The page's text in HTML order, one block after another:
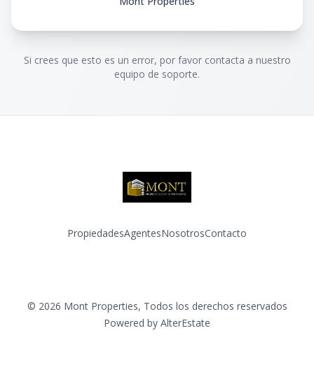
Si crees que esto es un error, por favor contacta a nuestro
equipo de soporte.
PropiedadesAgentesNosotrosContacto
© 2026 Mont Properties, Todos los derechos reservados
Powered by AlterEstate